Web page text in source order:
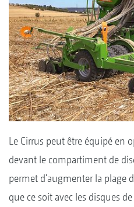
Le Cirrus peut être équipé en
devant le compartiment de
permet d'augmenter la plage
que ce soit avec les disques